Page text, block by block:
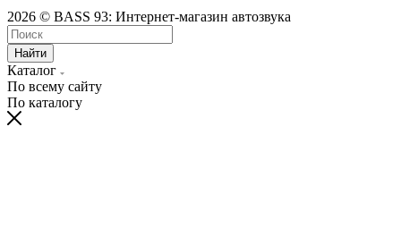
2026 © BASS 93: Интернет-магазин автозвука
Найти
Каталог
По всему сайту
По каталогу